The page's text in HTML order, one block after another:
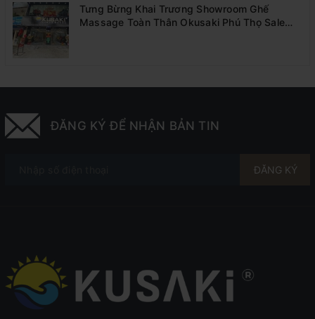
Tưng Bừng Khai Trương Showroom Ghế
Massage Toàn Thân Okusaki Phú Thọ Sale
ĐĂNG KÝ ĐỂ NHẬN BẢN TIN
ĐĂNG KÝ